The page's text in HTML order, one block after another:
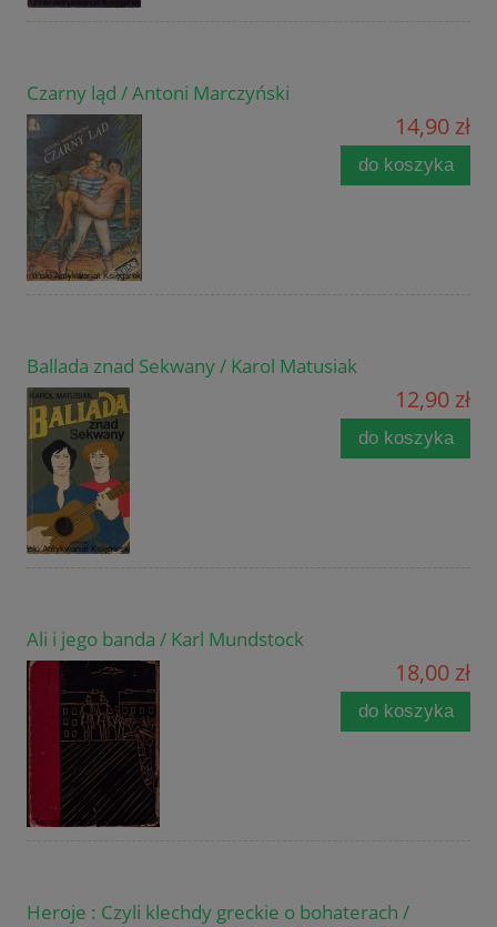
Czarny ląd / Antoni Marczyński
14,90 zł
do koszyka
Ballada znad Sekwany / Karol Matusiak
12,90 zł
do koszyka
Ali i jego banda / Karl Mundstock
18,00 zł
do koszyka
Heroje : Czyli klechdy greckie o bohaterach /